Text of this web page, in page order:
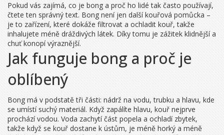
Pokud vás zajímá, co je bong a proč ho lidé tak často používají,
čtete ten správný text. Bong není jen další kouřová pomůcka –
je to zařízení, které dokáže filtrovat a ochladit kouř, takže
inhalujete méně dráždivých látek. Díky tomu je zážitek klidnější a
chuť konopí výraznější.
Jak funguje bong a proč je
oblíbený
Bong má v podstatě tři části: nádrž na vodu, trubku a hlavu, kde
se umístí suchý materiál. Když zapálíte hlavu, kouř nejprve
prochází vodou. Voda zachytí část popela a ochladí zbytek,
takže když se kouř dostane k ústům, je méně horký a méně